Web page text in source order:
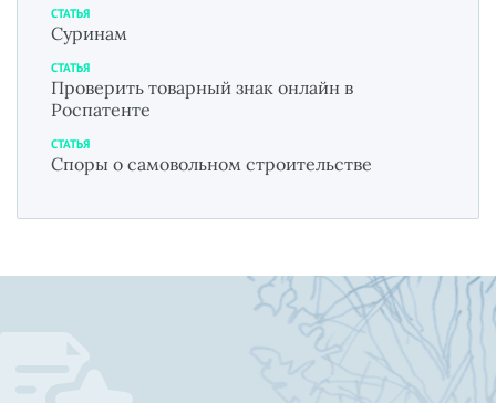
СТАТЬЯ
Суринам
СТАТЬЯ
Проверить товарный знак онлайн в
Роспатенте
СТАТЬЯ
Споры о самовольном строительстве